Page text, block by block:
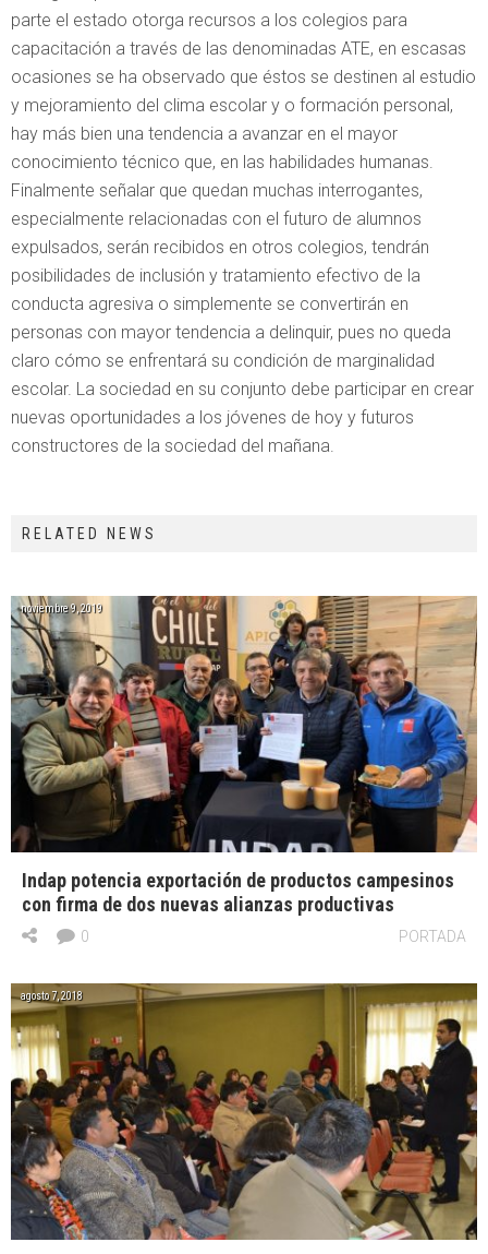
parte el estado otorga recursos a los colegios para
capacitación a través de las denominadas ATE, en escasas
ocasiones se ha observado que éstos se destinen al estudio
y mejoramiento del clima escolar y o formación personal,
hay más bien una tendencia a avanzar en el mayor
conocimiento técnico que, en las habilidades humanas.
Finalmente señalar que quedan muchas interrogantes,
especialmente relacionadas con el futuro de alumnos
expulsados, serán recibidos en otros colegios, tendrán
posibilidades de inclusión y tratamiento efectivo de la
conducta agresiva o simplemente se convertirán en
personas con mayor tendencia a delinquir, pues no queda
claro cómo se enfrentará su condición de marginalidad
escolar. La sociedad en su conjunto debe participar en crear
nuevas oportunidades a los jóvenes de hoy y futuros
constructores de la sociedad del mañana.
RELATED NEWS
noviembre 9, 2019
Indap potencia exportación de productos campesinos
con firma de dos nuevas alianzas productivas
PORTADA
0
agosto 7, 2018